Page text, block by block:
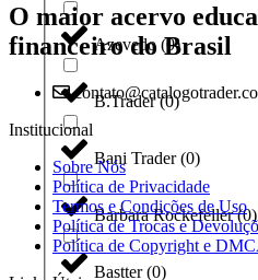
Azevedo (0)
B.Trader(0)
Bani Trader(0)
Barbara Rockefeller(0)
Bastter(0)
O maior acervo
financeiro do Brasil
Institucional
Sobre Nós
Política de Privacidade
Termos e Condições de Uso
Política de Trocas e
Política de Copyright e